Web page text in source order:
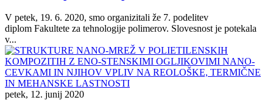
V petek, 19. 6. 2020, smo organizitali že 7. podelitev
diplom Fakultete za tehnologije polimerov. Slovesnost je potekala
v...
petek, 12. junij 2020